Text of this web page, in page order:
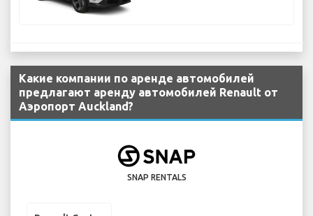
Какие компании по аренде автомобилей
предлагают аренду автомобилей Renault от
Аэропорт Auckland?
SNAP RENTALS